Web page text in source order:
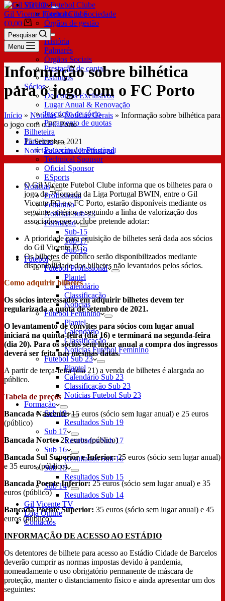
SDUQ
Contrato de Sociedade
Órgãos de gestão
Clube
História
Palmarés
Órgãos Sociais
Prestação de contas
Estatutos
Sócios
Descontos Exclusivos
Lugar Anual & Renovação
Inscrição de sócio
Pagamento de quotas
Bilheteira
Parceiros
Patrocinador Principal
Technical Sponsor
Oficial Sponsor
ESports
Notícias
Profissional
Feminino
Notícias Sub-23
Formação
Sub-15
Sub-17
Sub-19
Futebol
Futebol Profissional
Plantel
Calendário
Classificação
Notícias
Futebol Feminino
Plantel
Calendário
Classificação
Notícias Futebol Feminino
Futebol Sub 23
Plantel
Calendário Sub 23
Classificação Sub 23
Notícias Futebol Sub 23
Formação
Sub 19
Resultados Sub 19
Sub 17
Resultados Sub 17
Sub 16
Resultados Sub 16
Sub 15
Resultados Sub 15
Sub 14
Resultados Sub 14
Gil Vicente TV
Loja Online
Contactos
Gil Vicente Futebol Clube
€0,00
Pesquisar
Menu
Informação sobre bilhética
para o jogo com o FC Porto
Início » Notícias»Notícias Gerais » Informação sobre bilhética para
o jogo com o FC Porto
15 Setembro 2021
Notícias Gerais/Profissional
O Gil Vicente Futebol Clube informa que os bilhetes para o
jogo da 7ª jornada da Liga Portugal BWIN, entre o Gil
Vicente FC e o FC Porto, estarão disponíveis mediante os
seguinte critérios e seguindo a linha de valorização dos
associados que o clube pretende adotar:
A prioridade para aquisição de bilhetes será dada aos sócios
do Gil Vicente FC;
Os bilhetes de público serão disponibilizados mediante
disponibilidade dos bilhetes não levantados pelos sócios.
Como adquirir bilhetes
Os sócios interessados em adquirir bilhetes devem ter
regularizada a quota de setembro de 2021.
O levantamento de convites para sócios com lugar anual
iniciará na quinta-feira (dia 16) e terminará na segunda-feira
(dia 20). Para os sócios sem lugar anual a compra dos ingressos
deverá ser feita nas mesmas datas.
A partir de terça-feira (dia 21) a venda de bilhetes é alargada ao
público.
Tabela de preços
Bancada Nascente:15 euros (sócio sem lugar anual) e 25 euros
(público)
Bancada Norte:25 euros (público)
Bancada Sul Superior e Inferior:25 euros (sócio sem lugar anual)
e 35 euros (público)
Bancada Poente Inferior:25 euros (sócio sem lugar anual) e 35
euros (público)
Bancada Poente Superior: 35 euros (sócio sem lugar anual) e 45
euros (público)
INFORMAÇÃO DE ACESSO AO ESTÁDIO
Os detentores de bilhete para acesso ao Estádio Cidade de Barcelos
deverão cumprir as normas impostas devido à pandemia,
nomeadamente o uso obrigatório permanente de máscara de
proteção, manter o distanciamento físico e ainda apresentar um dos
seguintes: